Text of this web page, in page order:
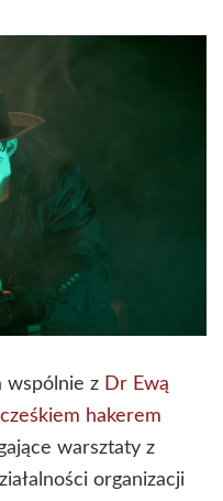
wspólnie z Dr Ewą
cześkiem hakerem
warsztaty z
organizacji